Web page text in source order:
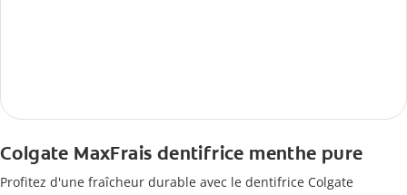
Colgate MaxFrais dentifrice menthe pure
Profitez d'une fraîcheur durable avec le dentifrice Colgate